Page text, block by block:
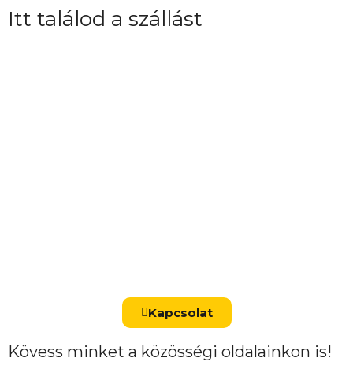
Itt találod a szállást
Kapcsolat
Kövess minket a közösségi oldalainkon is!